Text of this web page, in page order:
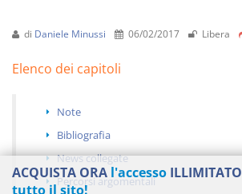
di Daniele Minussi 06/02/2017 Libera
Elenco dei capitoli
Note
Bibliografia
News collegate
Percorsi argomentali
ACQUISTA ORA l'accesso ILLIMITATO
tutto il sito!